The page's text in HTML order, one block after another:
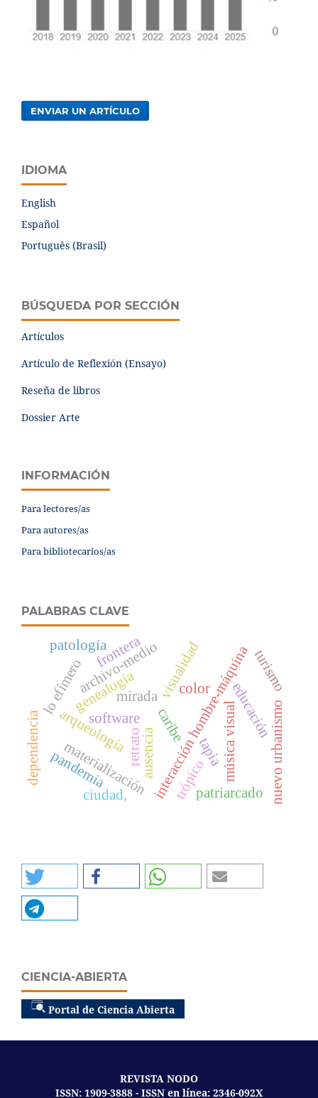
ENVIAR UN ARTÍCULO
IDIOMA
English
Español
Português (Brasil)
BÚSQUEDA POR SECCIÓN
Artículos
Artículo de Reflexión (Ensayo)
Reseña de libros
Dossier Arte
INFORMACIÓN
Para lectores/as
Para autores/as
Para bibliotecarios/as
PALABRAS CLAVE
color
miradainteracción hombre-máquina
música visual
software
arqueología
genealogía visualidad
archivo-medio
ausencia
lo efímero
materialización patriarcado
tapia
caribe
trópico
dependencia
frontera
pandemia
patología
educaciónnuevo urbanismo
retrato
ciudad,
turismo
CIENCIA-ABIERTA
Portal de Ciencia Abierta
REVISTA NODO
ISSN: 1909-3888 - ISSN en línea: 2346-092X